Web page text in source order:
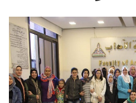
الأنظمة الذكية
الإعلام
تواصل معنا